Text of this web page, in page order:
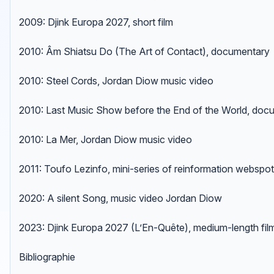
2009: Djink Europa 2027, short film
2010: Âm Shiatsu Do (The Art of Contact), documentary
2010: Steel Cords, Jordan Diow music video
2010: Last Music Show before the End of the World,
2010: La Mer, Jordan Diow music video
2011: Toufo Lezinfo, mini-series of reinformation
2020: A silent Song, music video Jordan Diow
2023: Djink Europa 2027 (L’En-Quête), medium-length
Bibliographie